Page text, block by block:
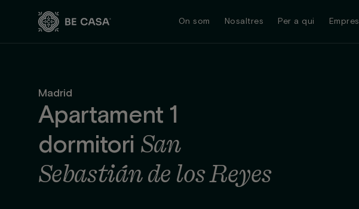
On som Nosaltres Per a qui
Madrid
Apartament 1
dormitori San
Sebastián de los Reyes